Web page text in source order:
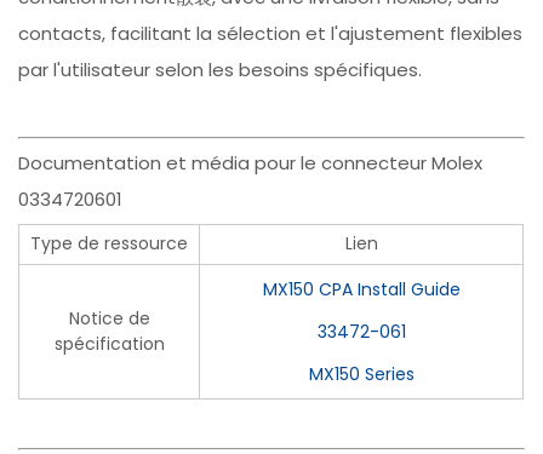
contacts, facilitant la sélection et l'ajustement flexibles
par l'utilisateur selon les besoins spécifiques.
Documentation et média pour le connecteur Molex
0334720601
Type de ressource Lien
Notice de
spécification
MX150 CPA Install Guide
33472-061
MX150 Series